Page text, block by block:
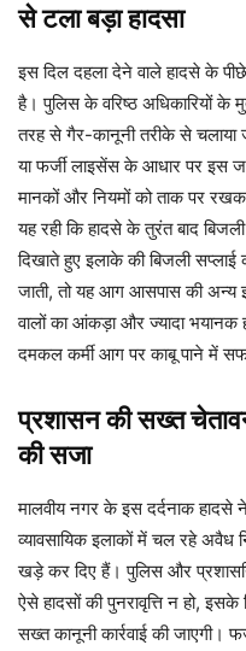
से टला बड़ा हादसा
इस दिल दहला देने वाले हादसे के
है। पुलिस के वरिष्ठ अधिकारियों के
तरह से गैर-कानूनी तरीके से चलाया
या फर्जी लाइसेंस के आधार पर इस
मानकों और नियमों को ताक पर
यह रही कि हादसे के तुरंत बाद
दिखाते हुए इलाके की बिजली
जाती, तो यह आग आसपास की अन्य
वालों का आंकड़ा और ज्यादा भयानक
दमकल कर्मी आग पर काबू पाने में
प्रशासन की सख्त
की सजा
मालवीय नगर के इस दर्दनाक हादसे
व्यावसायिक इलाकों में चल रहे अवैध
खड़े कर दिए हैं। पुलिस और
ऐसे हादसों की पुनरावृत्ति न हो,
सख्त कानूनी कार्रवाई की जाएगी।